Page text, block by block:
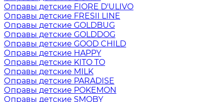
Оправы детские FIORE D'ULIVO
Оправы детские FRESII LINE
Оправы детские GOLDBUG
Оправы детские GOLDDOG
Оправы детские GOOD CHILD
Оправы детские HAPPY
Оправы детские KITO TO
Оправы детские MILK
Оправы детские PARADISE
Оправы детские POKEMON
Оправы детские SMOBY